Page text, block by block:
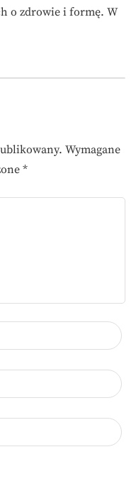
o zdrowie i formę. W
Wymagane
*